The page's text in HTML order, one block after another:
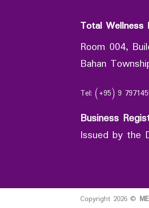
Total Wellness
Room 004,
Bahan
Tel: (+95) 9
Business
Issued by the
Copyright 2026 ©